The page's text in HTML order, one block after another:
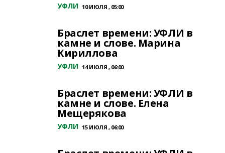
УФЛИ 10 ИЮЛЯ , 05:00
Браслет времени: УФЛИ в
камне и слове. Марина
Кириллова
УФЛИ 14 ИЮЛЯ , 06:00
Браслет времени: УФЛИ в
камне и слове. Елена
Мещерякова
УФЛИ 15 ИЮЛЯ , 06:00